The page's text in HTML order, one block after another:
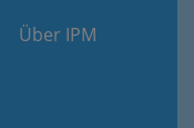
Über IPM